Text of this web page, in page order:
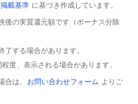
掲載基準 に基づき作成しています。
後の実質還元額です（ボーナス分除
する場合があります。
度、表示される場合があります。
は、 お問い合わせフォーム よりご